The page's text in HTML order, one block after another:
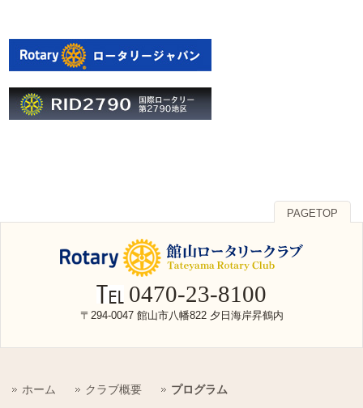
PAGETOP
0470-23-8100
〒294-0047 館山市八幡822 夕日海岸昇鶴内
ホーム クラブ概要 プログラム